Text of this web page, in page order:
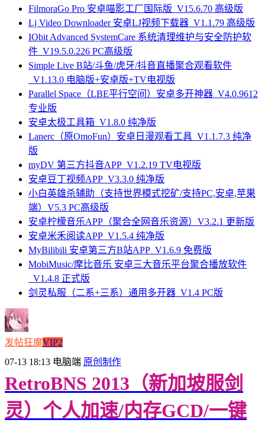
FilmoraGo Pro 安卓喵影工厂国际版_V15.6.70 高级版
Lj Video Downloader 安卓LJ视频下载器_V1.1.79 高级版
IObit Advanced SystemCare 系统清理维护与安全防护软
件_V19.5.0.226 PC高级版
Simple Live B站/斗鱼/虎牙/抖音直播聚合观看软件
_V1.13.0 电脑版+安卓版+TV电视版
Parallel Space（LBE平行空间）安卓多开神器_V4.0.9612
专业版
安卓太极工具箱_V1.8.0 纯净版
Lanerc（原OmoFun）安卓日漫观看工具_V1.1.7.3 纯净
版
myDV 第三方抖音APP_V1.2.19 TV电视版
安卓豆丁视频APP_V3.3.0 纯净版
小白英雄杀辅助（支持世界模式挖矿/支持PC,安卓,苹果
端）V5.3 PC高级版
安卓柠檬音乐APP（聚合全网音乐资源）V3.2.1 更新版
安卓米禾阅读APP_V1.5.4 纯净版
MyBilibili 安卓第三方B站APP_V1.6.9 免费版
MobiMusic/摩比音乐 安卓三大音乐平台聚合播放软件
_V1.4.8 正式版
剑灵私服（二系+三系）通用多开器_V1.4 PC版
发帖狂魔VIP2
07-13 18:13 电脑端 原创制作
RetroBNS 2013（新加坡服剑
灵）个人加速/内存GCD/一键